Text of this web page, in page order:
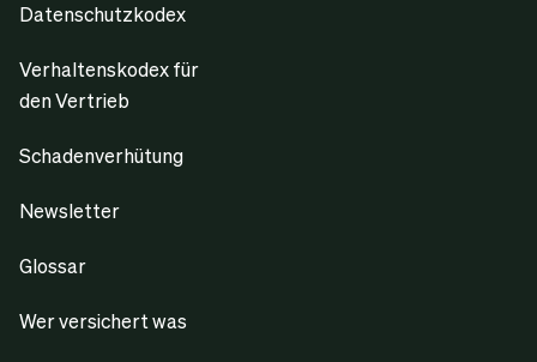
Datenschutzkodex
Verhaltenskodex für
den Vertrieb
Schadenverhütung
Newsletter
Glossar
Wer versichert was